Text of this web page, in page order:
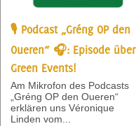
🎙 Podcast „Gréng OP den
Oueren“ 🎧: Episode über
Green Events!
Am Mikrofon des Podcasts
„Gréng OP den Oueren“
erklären uns Véronique
Linden vom...